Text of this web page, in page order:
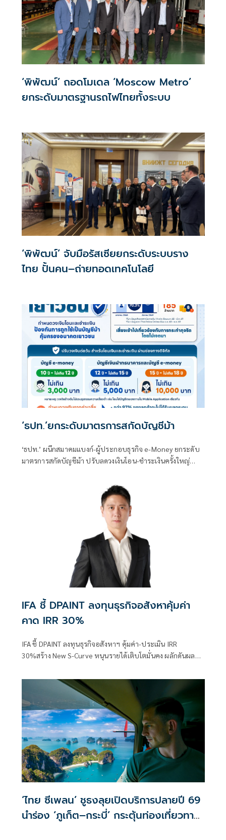
‘พิพัฒน์’ ถอดโมเดล ‘Moscow Metro’
ยกระดับมาตรฐานรถไฟไทยทั้งระบบ
‘พิพัฒน์’ จับมือรัสเซียยกระดับระบบราง
ไทย ปั้นคน–ถ่ายทอดเทคโนโลยี
‘ธปท.’ยกระดับมาตรการสกัดบัญชีม้า
‘ธปท.’ ผนึกสมาคมแบงก์-ผู้ประกอบธุรกิจ e-Money ยกระดับ
มาตรการสกัดบัญชีม้า ปรับลดวงเงินโอน-ชำระเงินครั้งใหญ่
ลวงใช้บัญชีเยาวชนก่อความเสียหาย ผงะพบยอดแล้ว 185 ล้าน
IFA ชี้ DPAINT ลงทุนธุรกิจอสังหาคุ้มค่า
คาด IRR 30%
IFA ชี้ DPAINT ลงทุนธุรกิจอสังหาฯ คุ้มค่า-ประเมิน IRR
30%สร้าง New S-Curve หนุนรายได้เติบโตมั่นคง ผลักดันผล
‘ไทย ซีเพลน’ ชูธงลุยเปิดบริการปลายปี 69
นำร่อง ‘ภูเก็ต–กระบี่’ กระตุ้นท่องเที่ยวทาง